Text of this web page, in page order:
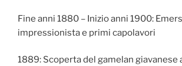
Fine anni 1880 – Inizio anni 1900:
impressionista e primi capolavori
1889: Scoperta del gamelan giavanese